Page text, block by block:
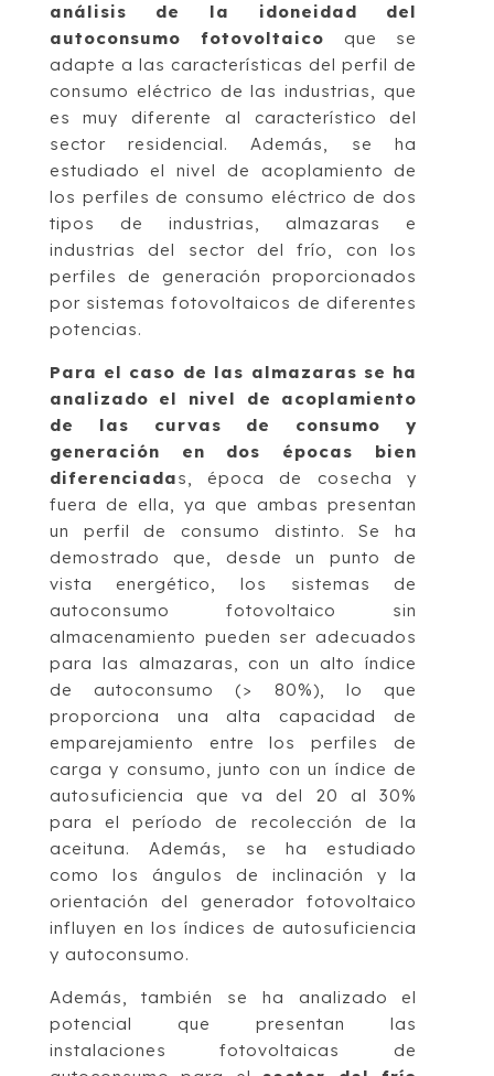
análisis de la idoneidad del
autoconsumo fotovoltaico que se
adapte a las características del perfil de
consumo eléctrico de las industrias, que
es muy diferente al característico del
sector residencial. Además, se ha
estudiado el nivel de acoplamiento de
los perfiles de consumo eléctrico de dos
tipos de industrias, almazaras e
industrias del sector del frío, con los
perfiles de generación proporcionados
por sistemas fotovoltaicos de diferentes
potencias.
Para el caso de las almazaras se ha
analizado el nivel de acoplamiento
de las curvas de consumo y
generación en dos épocas bien
diferenciadas, época de cosecha y
fuera de ella, ya que ambas presentan
un perfil de consumo distinto. Se ha
demostrado que, desde un punto de
vista energético, los sistemas de
autoconsumo fotovoltaico sin
almacenamiento pueden ser adecuados
para las almazaras, con un alto índice
de autoconsumo (> 80%), lo que
proporciona una alta capacidad de
emparejamiento entre los perfiles de
carga y consumo, junto con un índice de
autosuficiencia que va del 20 al 30%
para el período de recolección de la
aceituna. Además, se ha estudiado
como los ángulos de inclinación y la
orientación del generador fotovoltaico
influyen en los índices de autosuficiencia
y autoconsumo.
Además, también se ha analizado el
potencial que presentan las
instalaciones fotovoltaicas de